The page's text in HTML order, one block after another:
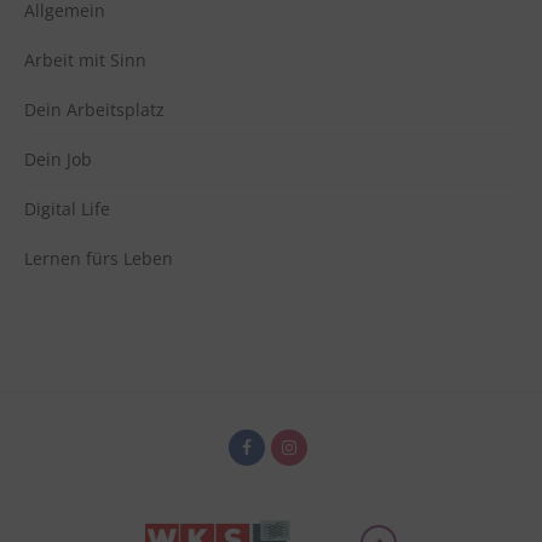
Allgemein
Arbeit mit Sinn
Dein Arbeitsplatz
Dein Job
Digital Life
Lernen fürs Leben
Einbindung zusätzlicher Informationen
Vimeo Inc., USA